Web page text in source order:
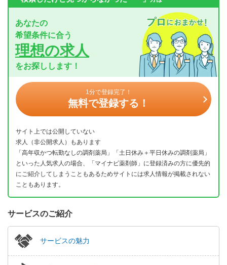
あなたの
希望条件に合う
理想の求人
をお探しします！
1分で登録完了！
無料で登録する！
サイト上では公開していない
求人（非公開求人）もあります
「高年収かつ転勤なしの調剤薬局」「土日休み＋平日休みの調剤薬局」
といった人気求人の場合、「マイナビ薬剤師」に登録済みの方に優先的
にご紹介してしまうこともあるためサイトには求人情報が掲載されない
こともあります。
サービスのご紹介
サービスの魅力